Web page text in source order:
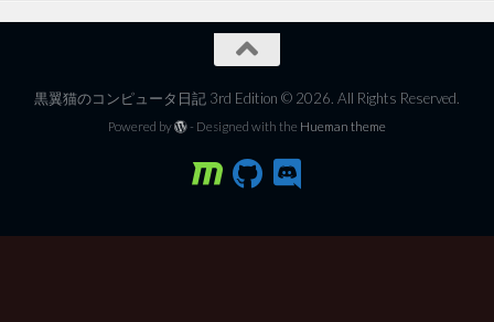
黒翼猫のコンピュータ日記 3rd Edition © 2026. All Rights Reserved.
Powered by - Designed with the Hueman theme